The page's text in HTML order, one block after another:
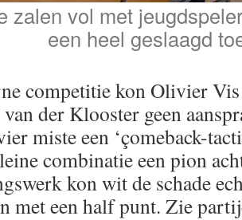
zalen vol met
een heel geslaagd
competitie kon Olivier
der Klooster geen
miste een ‘çomeback-
combinatie een pion
kon wit de schade
met een half punt. Zie